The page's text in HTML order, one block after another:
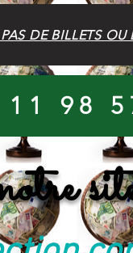
DE BILLETS
98